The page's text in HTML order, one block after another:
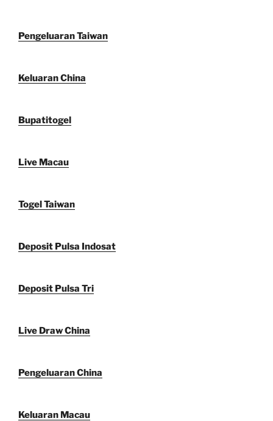
Pengeluaran Taiwan
Keluaran China
Bupatitogel
Live Macau
Togel Taiwan
Deposit Pulsa Indosat
Deposit Pulsa Tri
Live Draw China
Pengeluaran China
Keluaran Macau